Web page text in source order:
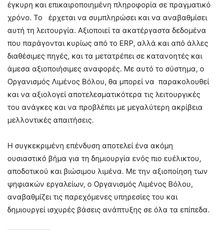
έγκυρη και επικαιροποιημένη πληροφορία σε πραγματικό
χρόνο. Το έρχεται να συμπληρώσει και να αναβαθμίσει
αυτή τη λειτουργία. Αξιοποιεί τα ακατέργαστα δεδομένα
που παράγονται κυρίως από το ERP, αλλά και από άλλες
διαθέσιμες πηγές, και τα μετατρέπει σε κατανοητές και
άμεσα αξιοποιήσιμες αναφορές. Με αυτό το σύστημα, ο
Οργανισμός Λιμένος Βόλου, θα μπορεί να παρακολουθεί
και να αξιολογεί αποτελεσματικότερα τις λειτουργικές
του ανάγκες και να προβλέπει με μεγαλύτερη ακρίβεια
μελλοντικές απαιτήσεις.
Η συγκεκριμένη επένδυση αποτελεί ένα ακόμη
ουσιαστικό βήμα για τη δημιουργία ενός πιο ευέλικτου,
αποδοτικού και βιώσιμου λιμένα. Με την αξιοποίηση των
ψηφιακών εργαλείων, ο Οργανισμός Λιμένος Βόλου,
αναβαθμίζει τις παρεχόμενες υπηρεσίες του και
δημιουργεί ισχυρές βάσεις ανάπτυξης σε όλα τα επίπεδα.